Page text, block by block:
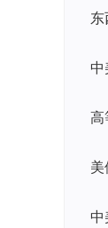
高